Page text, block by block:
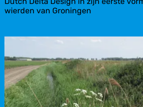
u
h
e
l
t
a
D
e
wierden van Groningen